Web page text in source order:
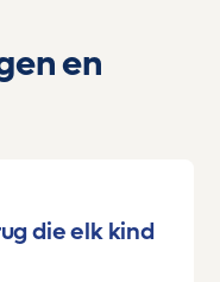
en
die elk kind